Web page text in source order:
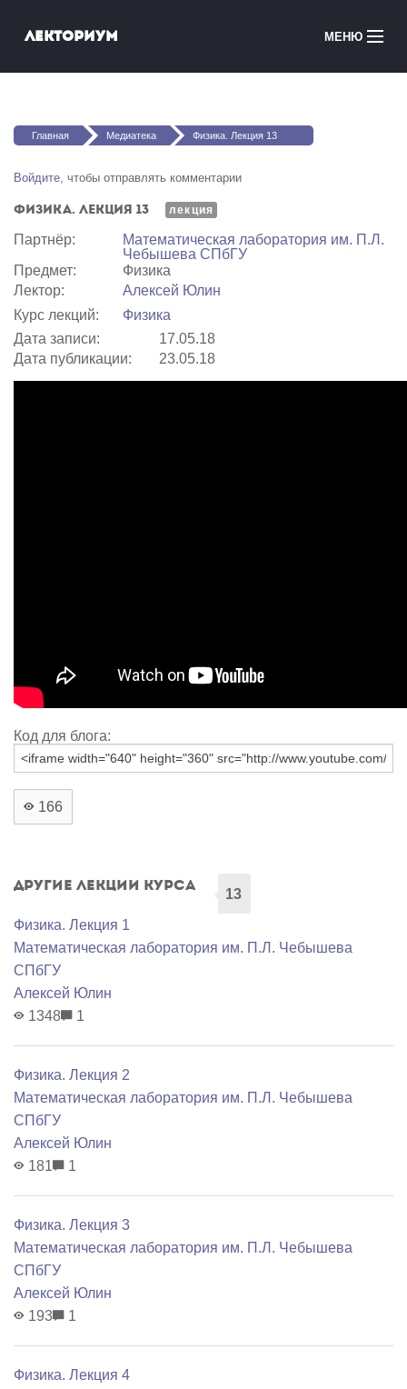
Лекториум МЕНЮ
Медиатека
Вы здесь
Главная Медиатека Физика. Лекция 13
Войдите, чтобы отправлять комментарии
Физика. Лекция 13 лекция
Партнёр:
Математичеcкая лаборатория им. П.Л.
Чебышева СПбГУ
Предмет:
Физика
Лектор:
Алексей Юлин
Курс лекций:
Физика
Дата записи:
17.05.18
Дата публикации:
23.05.18
Код для блога:
166
Другие лекции курса
13
Физика. Лекция 1
Математичеcкая лаборатория им. П.Л. Чебышева
СПбГУ
Алексей Юлин
1348
1
Физика. Лекция 2
Математичеcкая лаборатория им. П.Л. Чебышева
СПбГУ
Алексей Юлин
181
1
Физика. Лекция 3
Математичеcкая лаборатория им. П.Л. Чебышева
СПбГУ
Алексей Юлин
193
1
Физика. Лекция 4